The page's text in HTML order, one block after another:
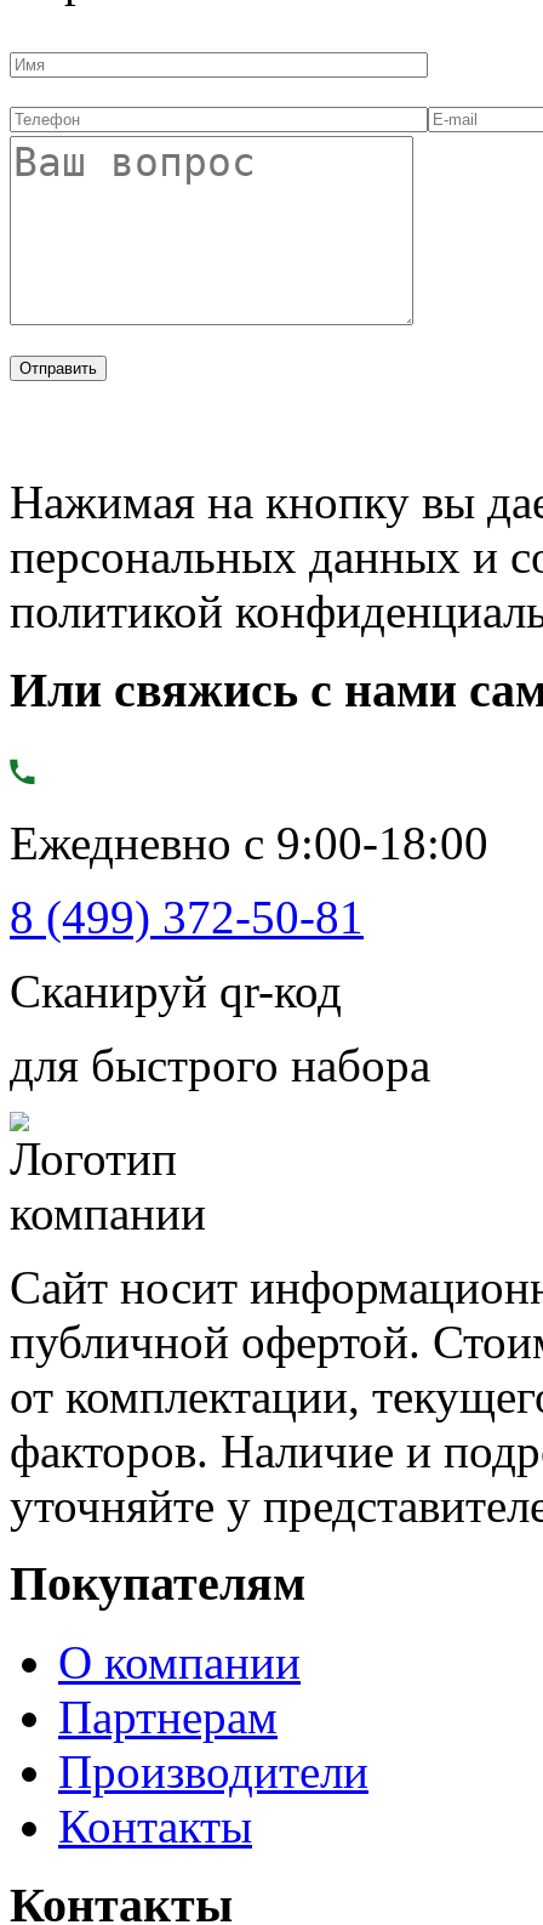
Нажимая на кнопку вы
персональных данных и
политикой
Или свяжись с нами
Ежедневно с 9:00-18:00
8 (499) 372-50-81
Сканируй qr-код
для быстрого набора
Сайт носит
публичной офертой.
от комплектации,
факторов. Наличие и
уточняйте у
Покупателям
О компании
Партнерам
Производители
Контакты
Контакты